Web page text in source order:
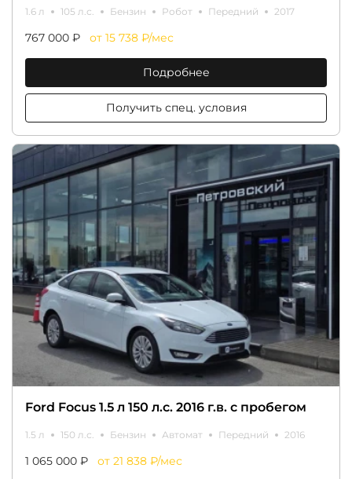
1.6 л 105 л.с. Бензин Робот Передний 2017
767 000 ₽ от 15 738 ₽/мес
Подробнее
Получить спец. условия
Ford Focus 1.5 л 150 л.с. 2016 г.в. с пробегом
1.5 л 150 л.с. Бензин Автомат Передний 2016
1 065 000 ₽ от 21 838 ₽/мес